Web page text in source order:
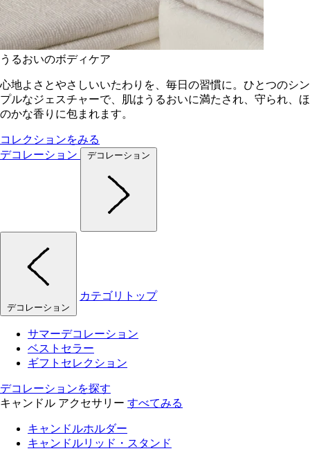
うるおいのボディケア
心地よさとやさしいいたわりを、毎日の習慣に。ひとつのシン
プルなジェスチャーで、肌はうるおいに満たされ、守られ、ほ
のかな香りに包まれます。
コレクションをみる
デコレーション
デコレーション
デコレーション
カテゴリトップ
サマーデコレーション
ベストセラー
ギフトセレクション
デコレーションを探す
キャンドル アクセサリー すべてみる
キャンドルホルダー
キャンドルリッド・スタンド